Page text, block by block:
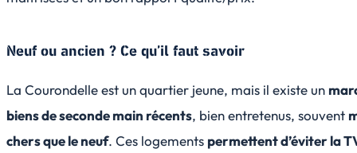
Neuf ou ancien ? Ce qu’il faut savoir
La Courondelle est un quartier jeune, mais il existe un
biens de seconde main récents, bien entretenus, souvent
chers que le neuf. Ces logements permettent d’éviter la